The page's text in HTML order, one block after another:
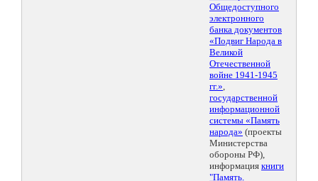
Общедоступного
электронного
банка документов
«Подвиг Народа в
Великой
Отечественной
войне 1941-1945
гг.»,
государственной
информационной
системы «Память
народа» (проекты
Министерства
обороны РФ),
информация книги
"Память.